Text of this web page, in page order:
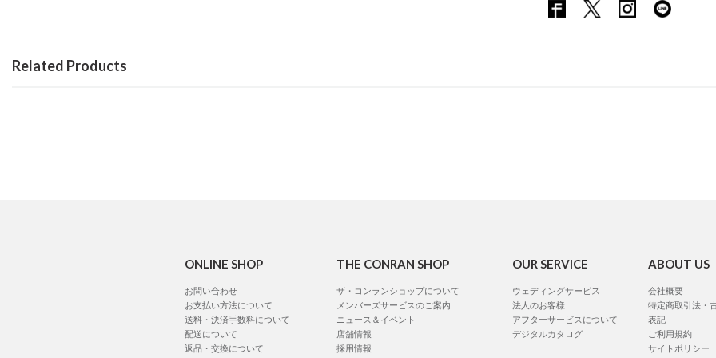
Related Products
ONLINE SHOP
お問い合わせ
お支払い方法について
送料・決済手数料について
配送について
返品・交換について
THE CONRAN SHOP
ザ・コンランショップについて
メンバーズサービスのご案内
ニュース＆イベント
店舗情報
採用情報
OUR SERVICE
ウェディングサービス
法人のお客様
アフターサービスについて
デジタルカタログ
ABOUT US
会社概要
特定商取引法・
表記
ご利用規約
サイトポリシー